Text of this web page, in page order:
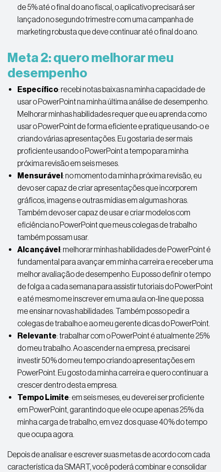
de 5% até o final do ano fiscal, o aplicativo precisará ser
lançado no segundo trimestre com uma campanha de
marketing robusta que deve continuar até o final do ano.
Meta 2: quero melhorar meu
desempenho
Específico: recebi notas baixas na minha capacidade de
usar o PowerPoint na minha última análise de desempenho.
Melhorar minhas habilidades requer que eu aprenda como
usar o PowerPoint de forma eficiente e pratique usando-o e
criando várias apresentações. Eu gostaria de ser mais
proficiente usando o PowerPoint a tempo para minha
próxima revisão em seis meses.
Mensurável: no momento da minha próxima revisão, eu
devo ser capaz de criar apresentações que incorporem
gráficos, imagens e outras mídias em algumas horas.
Também devo ser capaz de usar e criar modelos com
eficiência no PowerPoint que meus colegas de trabalho
também possam usar.
Alcançável: melhorar minhas habilidades de PowerPoint é
fundamental para avançar em minha carreira e receber uma
melhor avaliação de desempenho. Eu posso definir o tempo
de folga a cada semana para assistir tutoriais do PowerPoint
e até mesmo me inscrever em uma aula on-line que possa
me ensinar novas habilidades. Também posso pedir a
colegas de trabalho e ao meu gerente dicas do PowerPoint.
Relevante: trabalhar com o PowerPoint é atualmente 25%
do meu trabalho. Ao ascender na empresa, precisarei
investir 50% do meu tempo criando apresentações em
PowerPoint. Eu gosto da minha carreira e quero continuar a
crescer dentro desta empresa.
Tempo Limite: em seis meses, eu deverei ser proficiente
em PowerPoint, garantindo que ele ocupe apenas 25% da
minha carga de trabalho, em vez dos quase 40% do tempo
que ocupa agora.
Depois de analisar e escrever suas metas de acordo com cada
característica da SMART, você poderá combinar e consolidar